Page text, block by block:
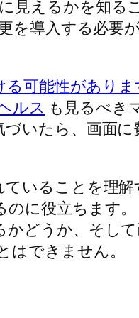
えるかを知る
を導入する必要
可能性があり
ルス も見るべき
いたら、画面
いることを理
に役立ちます
どうか、そし
できません。